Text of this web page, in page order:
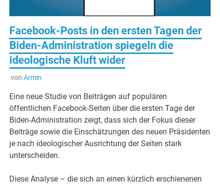
Facebook-Posts in den ersten Tagen der
Biden-Administration spiegeln die
ideologische Kluft wider
von Armin
Eine neue Studie von Beiträgen auf populären
öffentlichen Facebook-Seiten über die ersten Tage der
Biden-Administration zeigt, dass sich der Fokus dieser
Beiträge sowie die Einschätzungen des neuen Präsidenten
je nach ideologischer Ausrichtung der Seiten stark
unterscheiden.
Diese Analyse – die sich an einen kürzlich erschienenen